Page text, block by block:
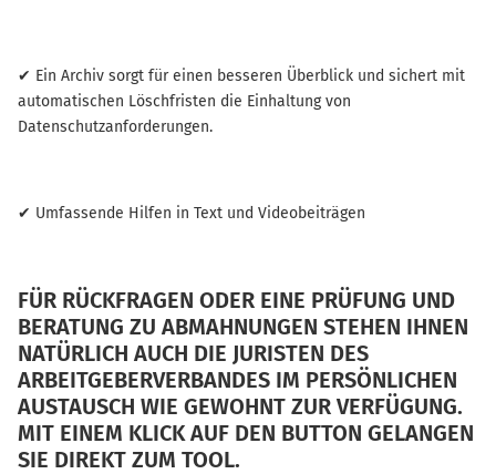
✔ Ein Archiv sorgt für einen besseren Überblick und sichert mit
automatischen Löschfristen die Einhaltung von
Datenschutzanforderungen.
✔ Umfassende Hilfen in Text und Videobeiträgen
FÜR RÜCKFRAGEN ODER EINE PRÜFUNG UND
BERATUNG ZU ABMAHNUNGEN STEHEN IHNEN
NATÜRLICH AUCH DIE JURISTEN DES
ARBEITGEBERVERBANDES IM PERSÖNLICHEN
AUSTAUSCH WIE GEWOHNT ZUR VERFÜGUNG.
MIT EINEM KLICK AUF DEN BUTTON GELANGEN
SIE DIREKT ZUM TOOL.